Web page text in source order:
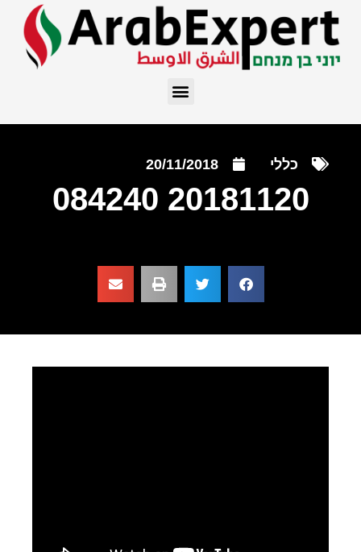
כללי 20/11/2018
20181120 084240